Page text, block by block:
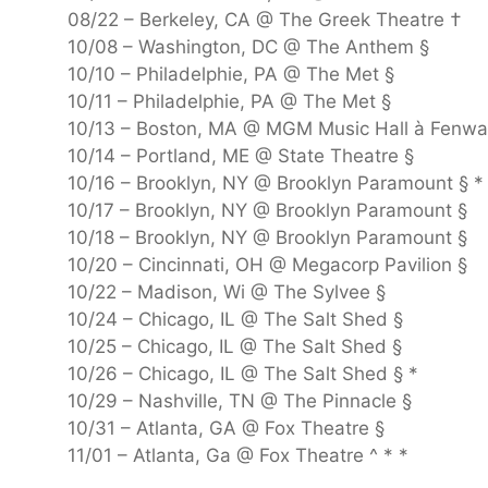
08/22 – Berkeley, CA @ The Greek Theatre †
10/08 – Washington, DC @ The Anthem §
10/10 – Philadelphie, PA @ The Met §
10/11 – Philadelphie, PA @ The Met §
10/13 – Boston, MA @ MGM Music Hall à
10/14 – Portland, ME @ State Theatre §
10/16 – Brooklyn, NY @ Brooklyn Paramount § *
10/17 – Brooklyn, NY @ Brooklyn Paramount §
10/18 – Brooklyn, NY @ Brooklyn Paramount §
10/20 – Cincinnati, OH @ Megacorp Pavilion §
10/22 – Madison, Wi @ The Sylvee §
10/24 – Chicago, IL @ The Salt Shed §
10/25 – Chicago, IL @ The Salt Shed §
10/26 – Chicago, IL @ The Salt Shed § *
10/29 – Nashville, TN @ The Pinnacle §
10/31 – Atlanta, GA @ Fox Theatre §
11/01 – Atlanta, Ga @ Fox Theatre ^ * *